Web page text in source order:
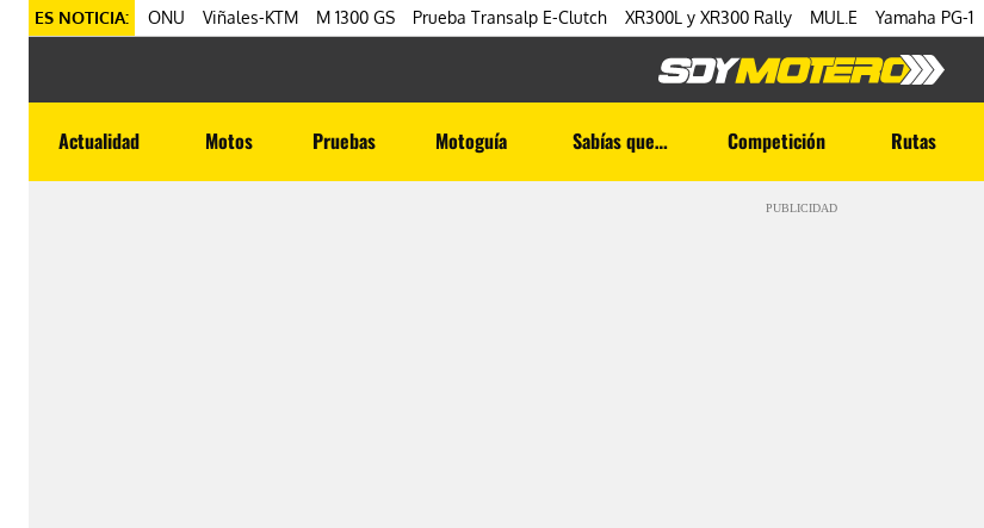
ES NOTICIA: ONU Viñales-KTM M 1300 GS Prueba Transalp E-Clutch XR300L y XR300 Rally MUL.E Yamaha PG-1
Actualidad Motos Pruebas Motoguía Sabías que… Competición Rutas
PUBLICIDAD